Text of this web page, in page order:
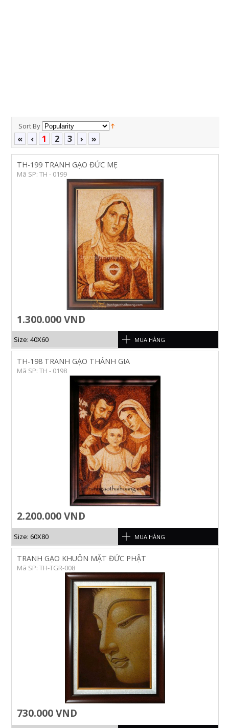
Sort By
« ‹ 1 2 3 › »
TH-199 TRANH GẠO ĐỨC MẸ
Mã SP: TH - 0199
1.300.000 VND
Size: 40X60 MUA HÀNG
TH-198 TRANH GẠO THÁNH GIA
Mã SP: TH - 0198
2.200.000 VND
Size: 60X80 MUA HÀNG
TRANH GẠO KHUÔN MẶT ĐỨC PHẬT
Mã SP: TH-TGR-008
730.000 VND